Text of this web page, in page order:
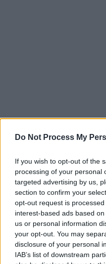
Do Not Process My
If you wish to opt-out of the
processing of your personal
targeted advertising by us,
section to confirm your
opt-out request is
interest-based ads based
us or personal information
your opt-out. You may
disclosure of your personal
IAB’s list of downstream
Schauspieler/inOliver
Oliver Bokern
Sender